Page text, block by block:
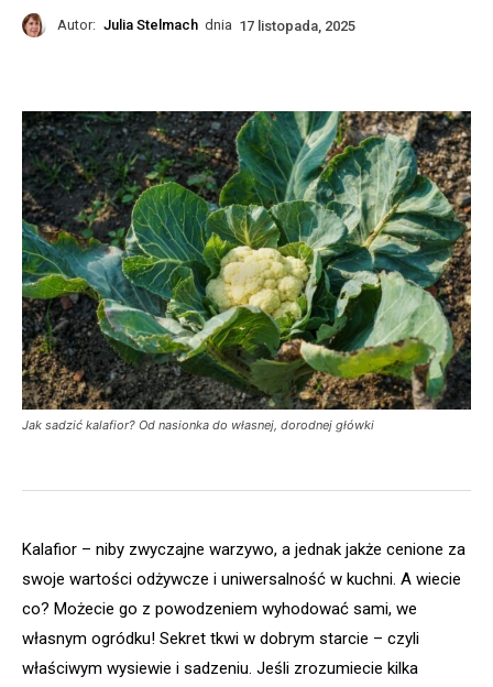
Autor: Julia Stelmach dnia 17 listopada, 2025
Jak sadzić kalafior? Od nasionka do własnej, dorodnej główki
Kalafior – niby zwyczajne warzywo, a jednak jakże cenione za
swoje wartości odżywcze i uniwersalność w kuchni. A wiecie
co? Możecie go z powodzeniem wyhodować sami, we
własnym ogródku! Sekret tkwi w dobrym starcie – czyli
właściwym wysiewie i sadzeniu. Jeśli zrozumiecie kilka